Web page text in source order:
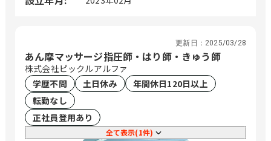
更新日： 2025/03/28
あん摩マッサージ指圧師・はり師・きゅう師
株式会社ピックルアルファ
学歴不問
土日休み
年間休日120日以上
転勤なし
正社員登用あり
全て表示(1件)